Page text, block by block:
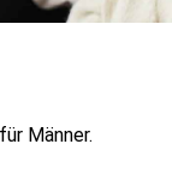
Männer.